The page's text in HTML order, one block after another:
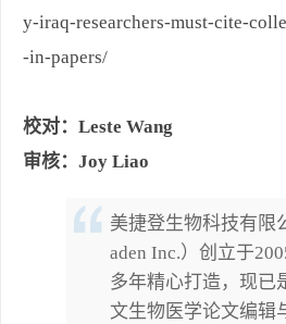
y-iraq-researchers-must-cite-
-in-papers/
校对：Leste Wang
审核：Joy Liao
美捷登生物科技有限
aden Inc.）创立于
多年精心打造，现已
文生物医学论文编辑